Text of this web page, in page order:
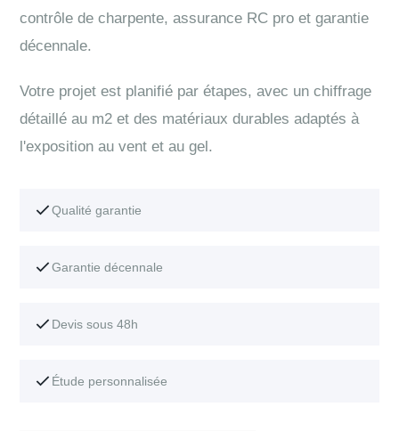
contrôle de charpente, assurance RC pro et garantie
décennale.
Votre projet est planifié par étapes, avec un chiffrage
détaillé au m2 et des matériaux durables adaptés à
l'exposition au vent et au gel.
Qualité garantie
Garantie décennale
Devis sous 48h
Étude personnalisée